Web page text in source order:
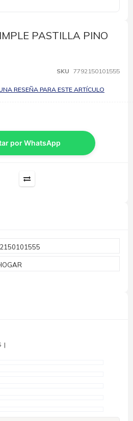
PASTILLA PINO
SKU 7792150101555
RESEÑA PARA ESTE ARTÍCULO
por WhatsApp